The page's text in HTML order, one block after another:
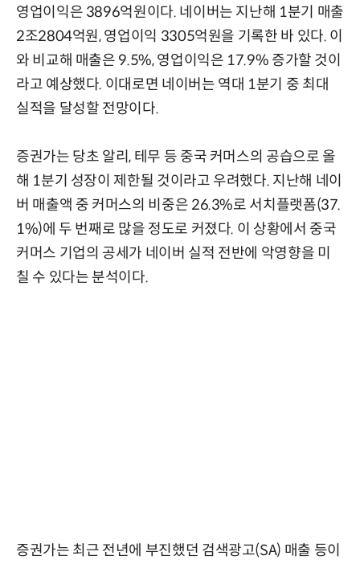
영업이익은 3896억원이다. 네이버는 지난해 1분기 매출
2조2804억원, 영업이익 3305억원을 기록한 바 있다. 이
와 비교해 매출은 9.5%, 영업이익은 17.9% 증가할 것이
라고 예상했다. 이대로면 네이버는 역대 1분기 중 최대
실적을 달성할 전망이다.
증권가는 당초 알리, 테무 등 중국 커머스의 공습으로 올
해 1분기 성장이 제한될 것이라고 우려했다. 지난해 네이
버 매출액 중 커머스의 비중은 26.3%로 서치플랫폼(37.
1%)에 두 번째로 많을 정도로 커졌다. 이 상황에서 중국
커머스 기업의 공세가 네이버 실적 전반에 악영향을 미
칠 수 있다는 분석이다.
증권가는 최근 전년에 부진했던 검색광고(SA) 매출 등이